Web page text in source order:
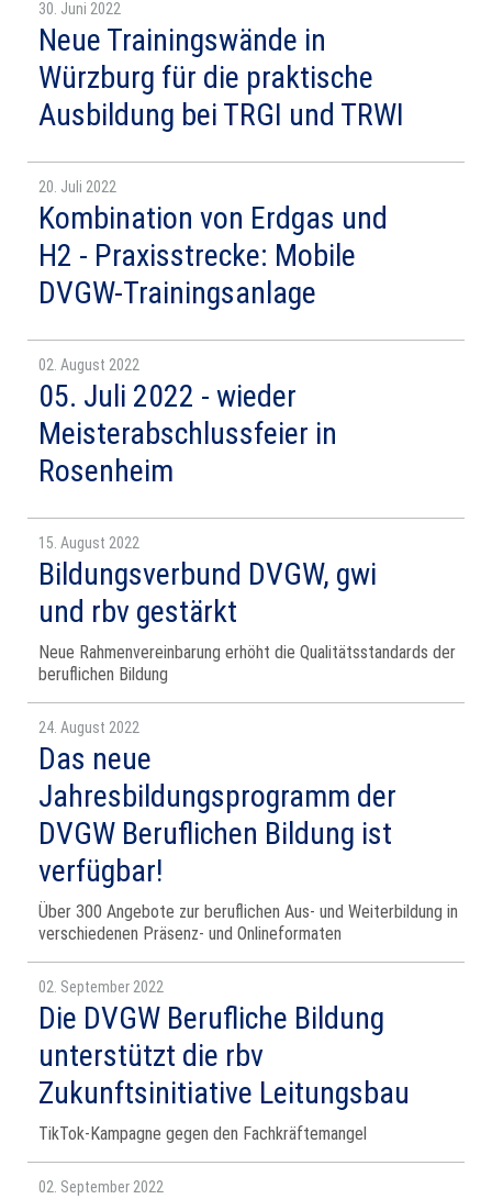
30. Juni 2022
Neue Trainingswände in
Würzburg für die praktische
Ausbildung bei TRGI und TRWI
20. Juli 2022
Kombination von Erdgas und
H2 - Praxisstrecke: Mobile
DVGW-Trainingsanlage
02. August 2022
05. Juli 2022 - wieder
Meisterabschlussfeier in
Rosenheim
15. August 2022
Bildungsverbund DVGW, gwi
und rbv gestärkt
Neue Rahmenvereinbarung erhöht die Qualitätsstandards der
beruflichen Bildung
24. August 2022
Das neue
Jahresbildungsprogramm der
DVGW Beruflichen Bildung ist
verfügbar!
Über 300 Angebote zur beruflichen Aus- und Weiterbildung in
verschiedenen Präsenz- und Onlineformaten
02. September 2022
Die DVGW Berufliche Bildung
unterstützt die rbv
Zukunftsinitiative Leitungsbau
TikTok-Kampagne gegen den Fachkräftemangel
02. September 2022